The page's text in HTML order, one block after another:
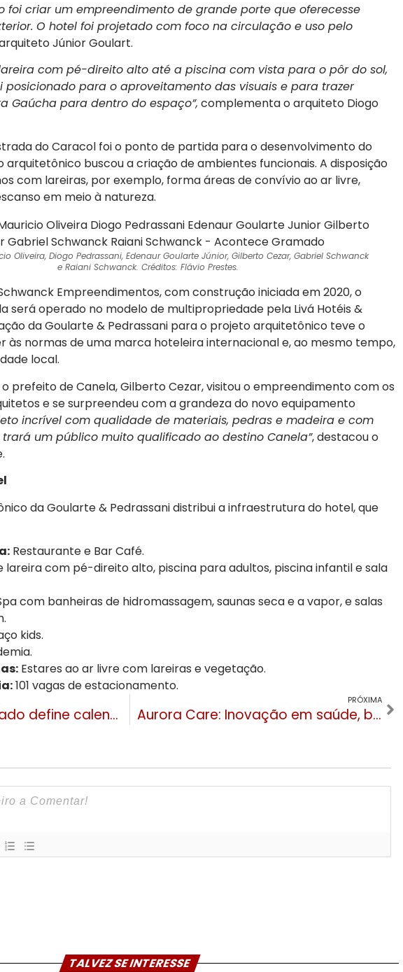
foi criar um empreendimento de grande porte que oferecesse
O hotel foi projetado com foco na circulação e uso pelo
Júnior Goulart.
com pé-direito alto até a piscina com vista para o pôr do sol,
para o aproveitamento das visuais e para trazer
Gaúcha para dentro do espaço”, complementa o arquiteto Diogo
do Caracol foi o ponto de partida para o desenvolvimento do
arquitetônico buscou a criação de ambientes funcionais. A disposição
com lareiras, por exemplo, forma áreas de convívio ao ar livre,
em meio à natureza.
Oliveira, Diogo Pedrassani, Edenaur Goularte Júnior, Gilberto Cezar, Gabriel Schwanck
e Raiani Schwanck. Créditos: Flávio Prestes.
Empreendimentos, com construção iniciada em 2020, o
será operado no modelo de multipropriedade pela Livá Hotéis &
da Goularte & Pedrassani para o projeto arquitetônico teve o
às normas de uma marca hoteleira internacional e, ao mesmo tempo,
local.
prefeito de Canela, Gilberto Cezar, visitou o empreendimento com os
e se surpreendeu com a grandeza do novo equipamento
incrível com qualidade de materiais, pedras e madeira e com
um público muito qualificado ao destino Canela”, destacou o
da Goularte & Pedrassani distribui a infraestrutura do hotel, que
Restaurante e Bar Café.
lareira com pé-direito alto, piscina para adultos, piscina infantil e sala
com banheiras de hidromassagem, saunas seca e a vapor, e salas
kids.
Estares ao ar livre com lareiras e vegetação.
101 vagas de estacionamento.
Natal Luz de Gramado define calendário de venda de ingressos para 40ª edição
PRÓXIMA
Aurora Care: Inovação em saúde, beleza e bem-estar desembarca em Canela
TALVEZ SE INTERESSE